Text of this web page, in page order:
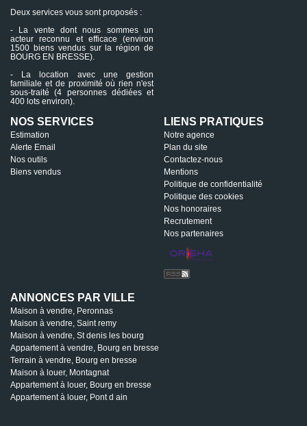
Deux services vous sont proposés :
- La vente dont nous sommes un
acteur reconnu et efficace (environ
1500 biens vendus sur la région de
BOURG EN BRESSE).
- La location avec une gestion
familiale et de proximité où rien n'est
sous-traité (4 personnes dédiées et
400 lots environ).
NOS SERVICES
Estimation
Alerte Email
Nos outils
Biens vendus
LIENS PRATIQUES
Notre agence
Plan du site
Contactez-nous
Mentions
Politique de confidentialité
Politique des cookies
Nos honoraires
Recrutement
Nos partenaires
ANNONCES PAR VILLE
Maison à vendre, Peronnas
Maison à vendre, Saint remy
Maison à vendre, St denis les bourg
Appartement à vendre, Bourg en bresse
Terrain à vendre, Bourg en bresse
Maison à louer, Montagnat
Appartement à louer, Bourg en bresse
Appartement à louer, Pont d ain